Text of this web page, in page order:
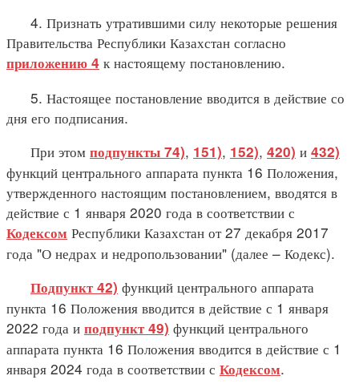
4. Признать утратившими силу некоторые решения
Правительства Республики Казахстан согласно
приложению 4 к настоящему постановлению.
5. Настоящее постановление вводится в действие со
дня его подписания.
При этом подпункты 74), 151), 152), 420) и 432)
функций центрального аппарата пункта 16 Положения,
утвержденного настоящим постановлением, вводятся в
действие с 1 января 2020 года в соответствии с
Кодексом Республики Казахстан от 27 декабря 2017
года "О недрах и недропользовании" (далее – Кодекс).
Подпункт 42) функций центрального аппарата
пункта 16 Положения вводится в действие с 1 января
2022 года и подпункт 49) функций центрального
аппарата пункта 16 Положения вводится в действие с 1
января 2024 года в соответствии с Кодексом.